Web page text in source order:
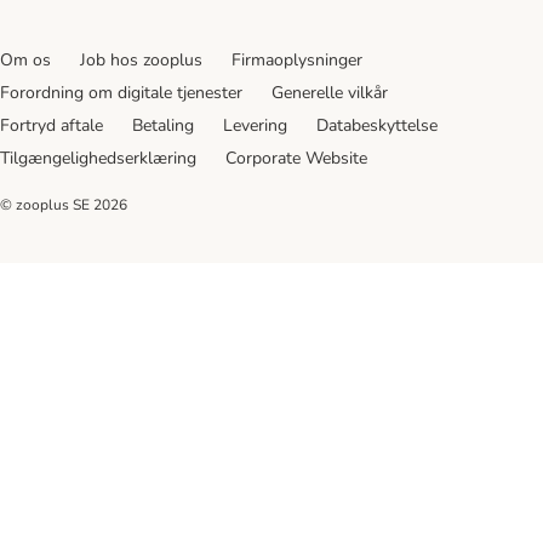
Om os Job hos zooplus
Firmaoplysninger
Forordning om digitale tjenester
Generelle vilkår
Fortryd aftale
Betaling Levering
Databeskyttelse
Tilgængelighedserklæring
Corporate Website
© zooplus SE 2026